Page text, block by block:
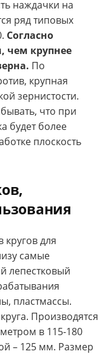
наждачки на
ряд типовых
Согласно
чем крупнее
По
крупная
зернистости.
что при
будет более
плоскость
кругов для
самые
лепестковый
пластмассы.
Производятся
в 115-180
– 125 мм. Размер